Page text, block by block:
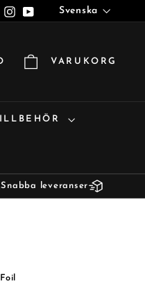
Instagram
YouTube
Språk
Svenska
VARUKORG
Snabba leveranser